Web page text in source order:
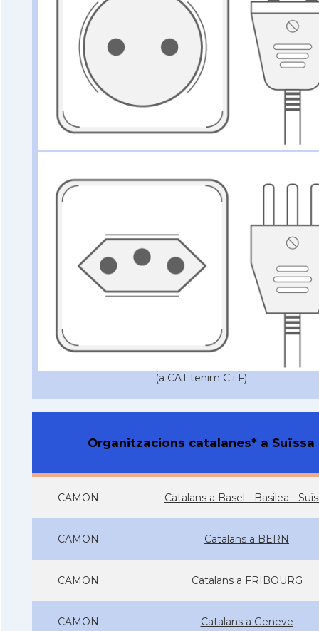
(a CAT tenim C i F)
Organitzacions catalanes* a Suïssa
CAMON Catalans a Basel - Basilea -
CAMON Catalans a BERN
CAMON Catalans a FRIBOURG
CAMON Catalans a Geneve